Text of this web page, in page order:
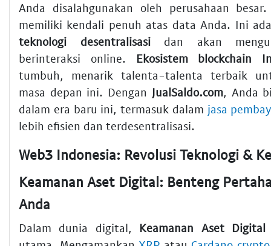
Anda disalahgunakan oleh perusahaan
memiliki kendali penuh atas data Anda. Ini
teknologi desentralisasidan akan
berinteraksi online.
Ekosistem blockchain
tumbuh, menarik talenta-talenta terbaik
masa depan ini. Dengan JualSaldo.com, Anda
dalam era baru ini, termasuk dalam jasa
lebih efisien dan terdesentralisasi.
Keamanan Aset Digital: Benteng
Anda
Dalam dunia digital, Keamanan Aset Digital